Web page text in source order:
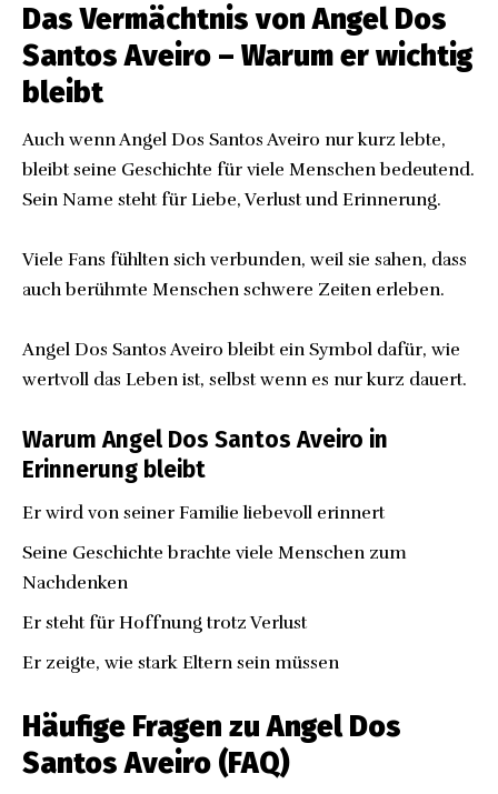
Das Vermächtnis von Angel Dos
Santos Aveiro – Warum er wichtig
bleibt
Auch wenn Angel Dos Santos Aveiro nur kurz lebte,
bleibt seine Geschichte für viele Menschen bedeutend.
Sein Name steht für Liebe, Verlust und Erinnerung.
Viele Fans fühlten sich verbunden, weil sie sahen, dass
auch berühmte Menschen schwere Zeiten erleben.
Angel Dos Santos Aveiro bleibt ein Symbol dafür, wie
wertvoll das Leben ist, selbst wenn es nur kurz dauert.
Warum Angel Dos Santos Aveiro in
Erinnerung bleibt
Er wird von seiner Familie liebevoll erinnert
Seine Geschichte brachte viele Menschen zum
Nachdenken
Er steht für Hoffnung trotz Verlust
Er zeigte, wie stark Eltern sein müssen
Häufige Fragen zu Angel Dos
Santos Aveiro (FAQ)